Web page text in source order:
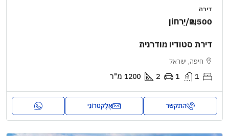
דירה
₪2,500/יַרחוֹן
דירת סטודיו מודרנית
חיפה, ישראל
1
1
2
1200 מ"ר
התקשר אֶלֶקטרוֹנִי